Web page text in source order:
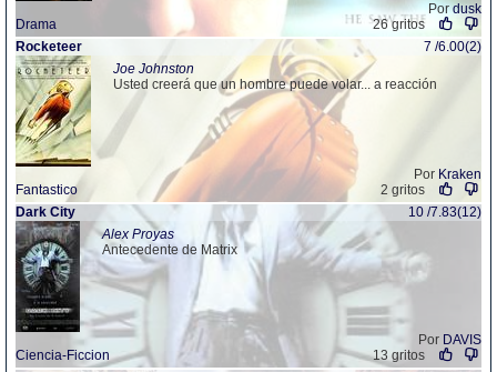
Pordusk
Drama
26 gritos
Rocketeer
7 /6.00(2)
Joe Johnston
Usted creerá que un hombre puede volar... a reacción
Por Kraken
Fantastico
2 gritos
Dark City
10 /7.83(12)
Alex Proyas
Antecedente de Matrix
Por DAVIS
Ciencia-Ficcion
13 gritos